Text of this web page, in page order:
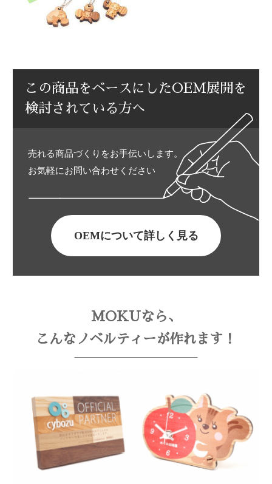
この商品をベースにしたOEM展開を
検討されている方へ
売れる商品づくりをお手伝いします。
お気軽にお問い合わせください
OEMについて詳しく見る
MOKUなら、
こんなノベルティーが作れます！